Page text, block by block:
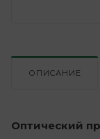
ОПИСАНИЕ
Оптический